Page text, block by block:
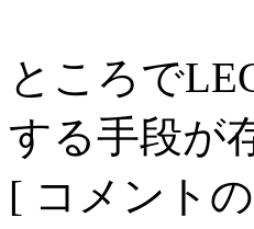
ところで
する手段が
[ コメント